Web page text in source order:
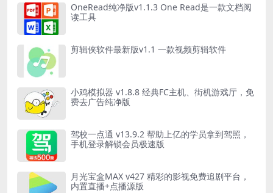
OneRead纯净版v1.1.3 One Read是一款文档阅
读工具
剪辑侠软件最新版v1.1 一款视频剪辑软件
小鸡模拟器 v1.8.8 经典FC主机、街机游戏厅，免
费去广告纯净版
驾校一点通 v13.9.2 帮助上亿的学员拿到驾照，
手机登录解锁会员极速版
月光宝盒MAX v427 精彩的影视免费追剧平台，
内置直播+点播源版